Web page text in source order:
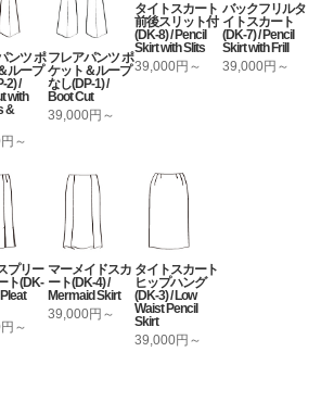
ンツ ポ
ループ
2) /
with
&
～
フレアパンツ ポ
ケット＆ループ
なし(DP-1) /
Boot Cut
39,000円～
タイトスカート
前後スリット付
(DK-8) / Pencil
Skirt with Slits
39,000円～
バックフリルタ
イトスカート
(DK-7) / Pencil
Skirt with Frill
39,000円～
プリー
ト(DK-
～
マーメイドスカ
ート(DK-4) /
Mermaid Skirt
39,000円～
タイトスカート
ヒップハング
(DK-3) / Low
Waist Pencil
Skirt
39,000円～